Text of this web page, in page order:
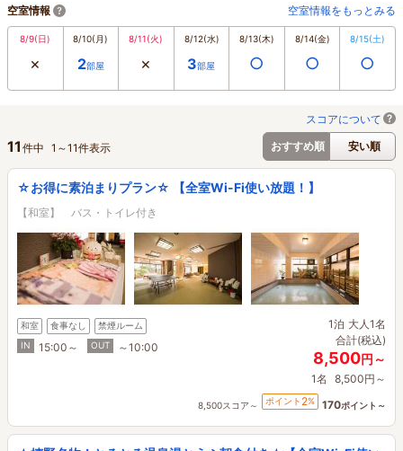
空室情報 空室情報をもっとみる
8/9(日)
×
8/10(月)
2部屋
8/11(火)
×
8/12(水)
3部屋
8/13(木)
○
8/14(金)
○
8/15(土)
○
スコアについて
おすすめ順
安い順
11 件中 1 ～11件表示
☆お得に素泊まりプラン☆ 【全室Wi-Fi使い放題！】
【和室】 バス・トイレ付き
和室 食事なし
禁煙ルーム
IN
15:00～ OUT ～10:00
1泊 大人1名
合計(税込)
8,500円～
1名 8,500円～
8,500スコア～ ポイント 2% 170ポイント～